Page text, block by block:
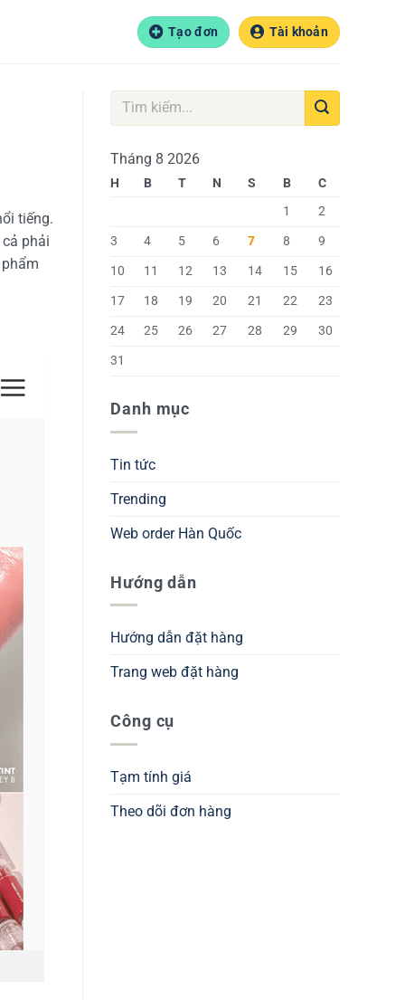
Tạo đơn Tài khoản
tiếng.
phải
Tháng 8 2026
H B T N S B
C
1
2
3
4 5 6 7 8
9
10
11 12 13 14 15
16
17
18 19 20 21 22
23
24
25 26 27 28 29
30
31
Danh mục
Tin tức
Trending
Web order Hàn Quốc
Hướng dẫn
Hướng dẫn đặt hàng
Trang web đặt hàng
Công cụ
Tạm tính giá
Theo dõi đơn hàng